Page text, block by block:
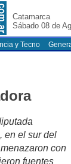
Catamarca
Sábado 08 de
y Tecno
en el sur del
con
fuentes